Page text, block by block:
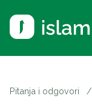
Pitanja i odgovori /